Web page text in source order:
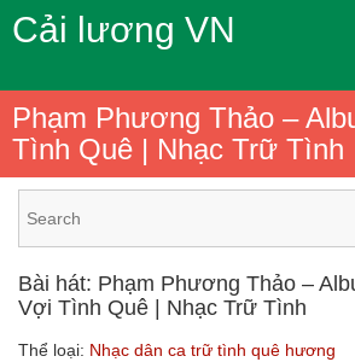
Cải lương VN
Phạm Phương Thảo –
Tình Quê | Nhạc Trữ Tình
Bài hát: Phạm Phương Thảo –
Vợi Tình Quê | Nhạc Trữ Tình
Thể loại: Nhạc dân ca trữ tình quê hương